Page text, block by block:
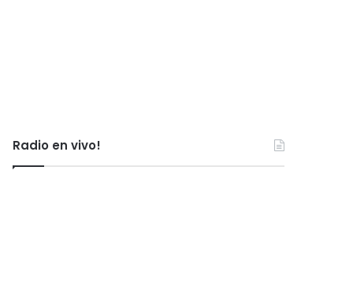
Radio en vivo!